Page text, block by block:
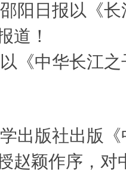
阳日报以《
道！
《中华长江
出版社出版
赵颖作序，对